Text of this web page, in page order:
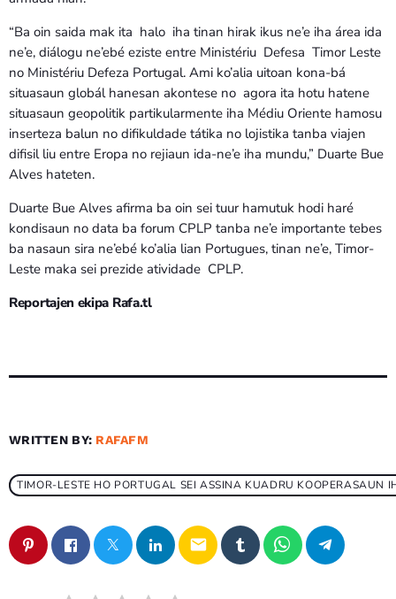
“Ba oin saida mak ita halo iha tinan hirak ikus ne’e iha área ida
ne’e, diálogu ne’ebé eziste entre Ministériu Defesa Timor Leste
no Ministériu Defeza Portugal. Ami ko’alia uitoan kona-bá
situasaun globál hanesan akontese no agora ita hotu hatene
situasaun geopolitik partikularmente iha Médiu Oriente hamosu
inserteza balun no difikuldade tátika no lojistika tanba viajen
difisil liu entre Eropa no rejiaun ida-ne’e iha mundu,” Duarte Bue
Alves hateten.
Duarte Bue Alves afirma ba oin sei tuur hamutuk hodi haré
kondisaun no data ba forum CPLP tanba ne’e importante tebes
ba nasaun sira ne’ebé ko’alia lian Portugues, tinan ne’e, Timor-
Leste maka sei prezide atividade CPLP.
Reportajen ekipa Rafa.tl
WRITTEN BY: RAFAFM
TIMOR-LESTE HO PORTUGAL SEI ASSINA KUADRU KOOPERASAUN
email